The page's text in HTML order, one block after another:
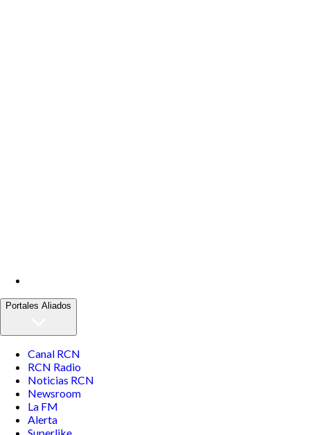
Portales Aliados
Canal RCN
RCN Radio
Noticias RCN
Newsroom
La FM
Alerta
Superlike